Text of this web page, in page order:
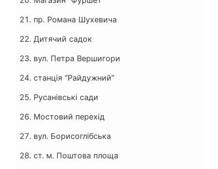
пр. Романа Шухевича
Дитячий садок
вул. Петра Вершигори
станція “Райдужний”
Русанівські сади
Мостовий перехід
вул. Борисоглібська
ст. м. Поштова площа